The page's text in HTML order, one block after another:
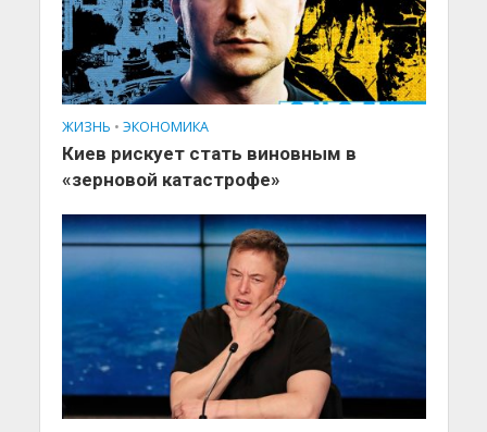
ЖИЗНЬ • ЭКОНОМИКА
Киев рискует стать виновным в
«зерновой катастрофе»